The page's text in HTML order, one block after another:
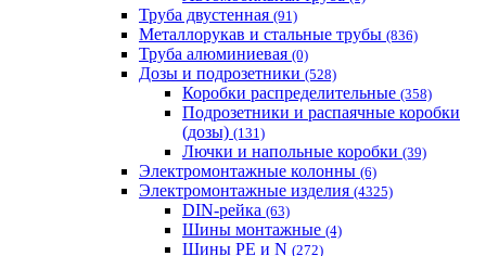
Труба двустенная (91)
Металлорукав и стальные трубы (836)
Труба алюминиевая (0)
Дозы и подрозетники (528)
Коробки распределительные (358)
Подрозетники и распаячные коробки
(дозы) (131)
Лючки и напольные коробки (39)
Электромонтажные колонны (6)
Электромонтажные изделия (4325)
DIN-рейка (63)
Шины монтажные (4)
Шины PE и N (272)